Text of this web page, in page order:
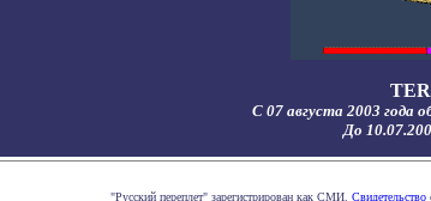
С 07 августа 2003 года
До
"Русский переплет" зарегистрирован как СМИ. Свидетельство